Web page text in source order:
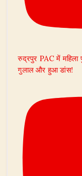
रुद्रपुर PAC में महिला
गुलाल और हुआ डांस!